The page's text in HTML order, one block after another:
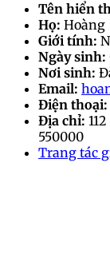
Tên hiển
Họ: Hoàng |
Giới tính:
Ngày sinh:
Nơi sinh:
Email:
Điện thoại:
Địa chỉ:
550000
Trang tác